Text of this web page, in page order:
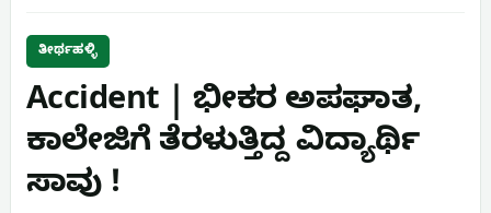
ತೀರ್ಥಹಳ್ಳಿ
Accident | ಭೀಕರ ಅಪಘಾತ,
ಕಾಲೇಜಿಗೆ ತೆರಳುತ್ತಿದ್ದ ವಿದ್ಯಾರ್ಥಿ
ಸಾವು !